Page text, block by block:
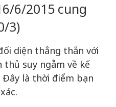
6/2015 cung
3)
diện thẳng thắn với
suy ngẫm về kế
là thời điểm bạn